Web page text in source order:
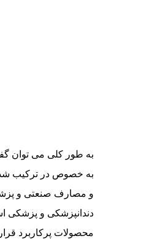
به طور کلی می توان
به خصوص در ترکیب شدن
و مصارف صنعتی و
دندانپزشکی و پزشکی
محصولات پرکاربرد